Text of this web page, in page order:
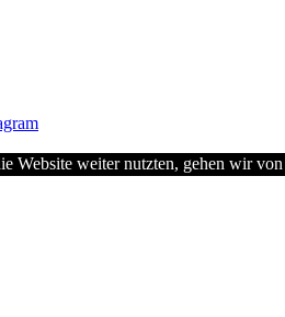
Website weiter nutzten, gehen wir